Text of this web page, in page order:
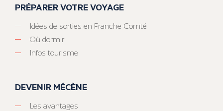
PRÉPARER VOTRE VOYAGE
Idées de sorties en Franche-Comté
Où dormir
Infos tourisme
DEVENIR MÉCÈNE
Les avantages